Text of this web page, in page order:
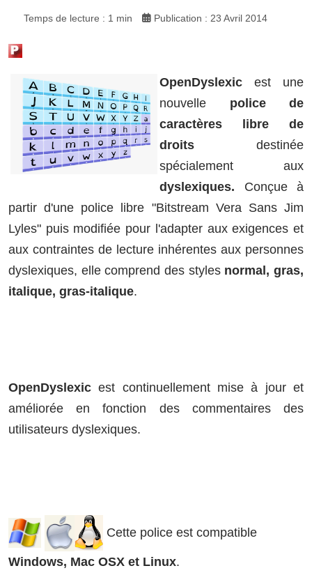
Temps de lecture : 1 min Publication : 23 Avril 2014
OpenDyslexic est une
nouvelle police de
caractères libre de
droits destinée
spécialement aux
dyslexiques. Conçue à
partir d'une police libre "Bitstream Vera Sans Jim
Lyles" puis modifiée pour l'adapter aux exigences et
aux contraintes de lecture inhérentes aux personnes
dyslexiques, elle comprend des styles normal, gras,
italique, gras-italique.
OpenDyslexic est continuellement mise à jour et
améliorée en fonction des commentaires des
utilisateurs dyslexiques.
Cette police est compatible
Windows, Mac OSX et Linux.